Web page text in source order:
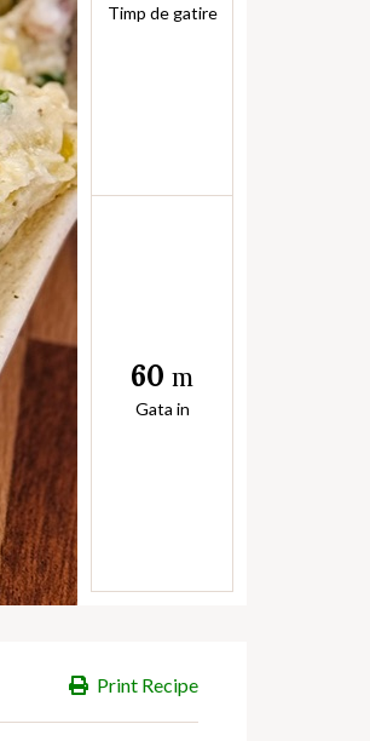
Timp de gatire
60 m
Gata in
Print Recipe